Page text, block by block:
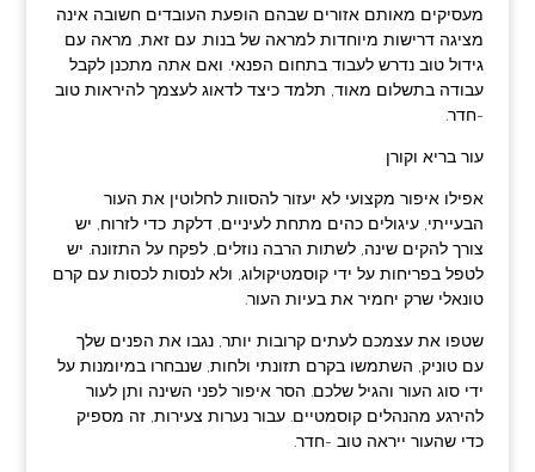
מעסיקים מאותם אזורים שבהם הופעת העובדים חשובה אינה
מציגה דרישות מיוחדות למראה של בנות. עם זאת, מראה עם
גידול טוב נדרש לעבוד בתחום הפנאי. ואם אתה מתכנן לקבל
עבודה בתשלום מאוד, תלמד כיצד לדאוג לעצמך להיראות טוב
-חדר.
עור בריא וקורן
אפילו איפור מקצועי לא יעזור להסוות לחלוטין את העור
הבעייתי, עיגולים כהים מתחת לעיניים, דלקת. כדי לזרוח, יש
צורך להקים שינה, לשתות הרבה נוזלים, לפקח על התזונה. יש
לטפל בפריחות על ידי קוסמטיקולוג, ולא לנסות לכסות עם קרם
טונאלי שרק יחמיר את בעיות העור.
שטפו את עצמכם לעתים קרובות יותר, נגבו את הפנים שלך
עם טוניק, השתמשו בקרם תזונתי ולחות, שנבחרו במיומנות על
ידי סוג העור והגיל שלכם. הסר איפור לפני השינה ותן לעור
להירגע מהנהלים קוסמטיים. עבור נערות צעירות, זה מספיק
כדי שהעור ייראה טוב -חדר.